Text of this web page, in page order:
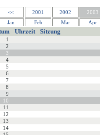
<< 2001 2002
2003
Jan Feb Mar Apr
Uhrzeit Sitzung
1
2
3
4
5
6
7
8
9
10
11
12
13
14